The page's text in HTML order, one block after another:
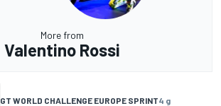
More from
Valentino Rossi
GT WORLD CHALLENGE EUROPE SPRINT4 g